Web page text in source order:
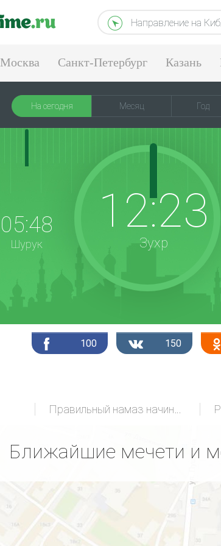
Направление на
Москва Санкт-Петербург Казань
На сегодня Месяц Год
05:48
Шурук
12:23
Зухр
100 150
Правильный намаз начинающих
Ближайшие мечети и